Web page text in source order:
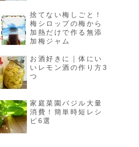
捨てない梅しごと！
梅シロップの梅から
加熱だけで作る無添
加梅ジャム
お酒好きに｜体にい
いレモン酒の作り方3
つ
家庭菜園バジル大量
消費！簡単時短レシ
ピ6選